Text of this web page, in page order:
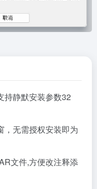
持静默安装参数32
，无需授权安装即为
文件,方便改注释添